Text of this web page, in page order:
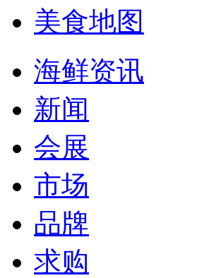
美食地图
海鲜资讯
新闻
会展
市场
品牌
求购